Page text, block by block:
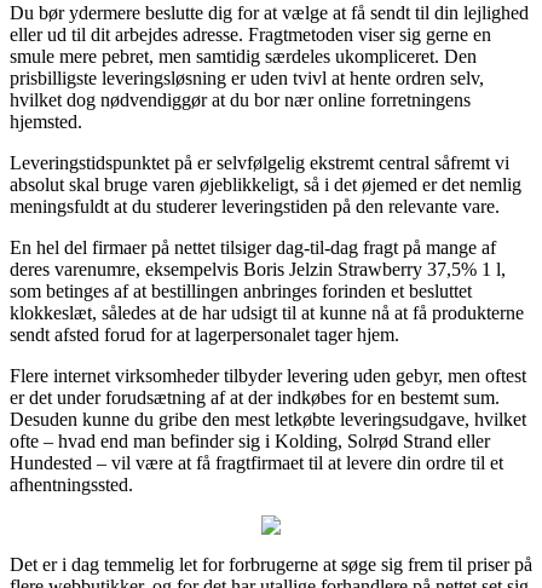
Du bør ydermere beslutte dig for at vælge at få sendt til din lejlighed
eller ud til dit arbejdes adresse. Fragtmetoden viser sig gerne en
smule mere pebret, men samtidig særdeles ukompliceret. Den
prisbilligste leveringsløsning er uden tvivl at hente ordren selv,
hvilket dog nødvendiggør at du bor nær online forretningens
hjemsted.
Leveringstidspunktet på er selvfølgelig ekstremt central såfremt vi
absolut skal bruge varen øjeblikkeligt, så i det øjemed er det nemlig
meningsfuldt at du studerer leveringstiden på den relevante vare.
En hel del firmaer på nettet tilsiger dag-til-dag fragt på mange af
deres varenumre, eksempelvis Boris Jelzin Strawberry 37,5% 1 l,
som betinges af at bestillingen anbringes forinden et besluttet
klokkeslæt, således at de har udsigt til at kunne nå at få produkterne
sendt afsted forud for at lagerpersonalet tager hjem.
Flere internet virksomheder tilbyder levering uden gebyr, men oftest
er det under forudsætning af at der indkøbes for en bestemt sum.
Desuden kunne du gribe den mest letkøbte leveringsudgave, hvilket
ofte – hvad end man befinder sig i Kolding, Solrød Strand eller
Hundested – vil være at få fragtfirmaet til at levere din ordre til et
afhentningssted.
Det er i dag temmelig let for forbrugerne at søge sig frem til priser på